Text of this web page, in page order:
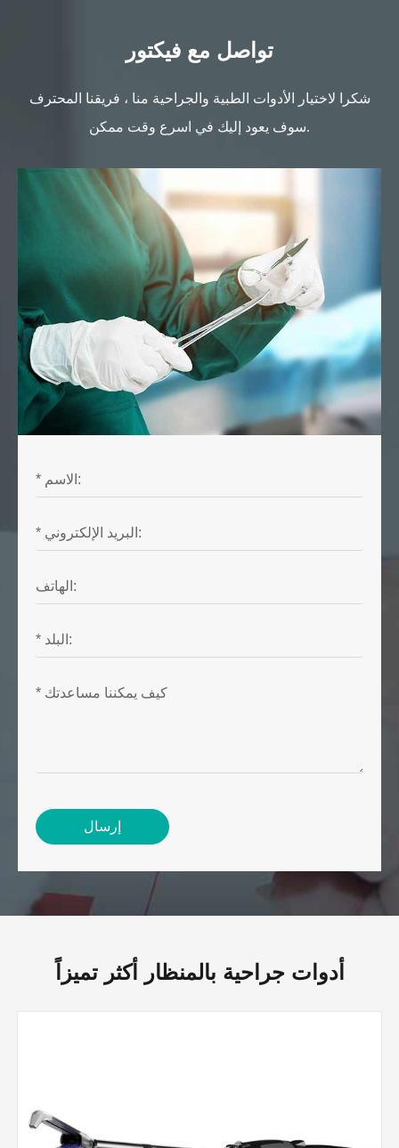
تواصل مع فيكتور
شكرا لاختيار الأدوات الطبية والجراحية منا ، فريقنا المحترف
سوف يعود إليك في اسرع وقت ممكن.
إرسال
أدوات جراحية بالمنظار أكثر تميزاً